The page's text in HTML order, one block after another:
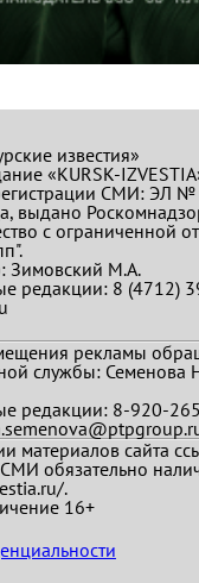
известия»
«KURSK-
СМИ: ЭЛ
выдано
с ограниченной
Зимовский М.А.
редакции: 8 (4712)
рекламы
службы: Семенова
редакции: 8-920-
материалов сайта
обязательно
.
16+